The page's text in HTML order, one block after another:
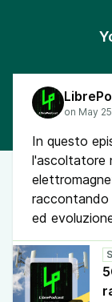
In questo
l'ascoltatore
ed